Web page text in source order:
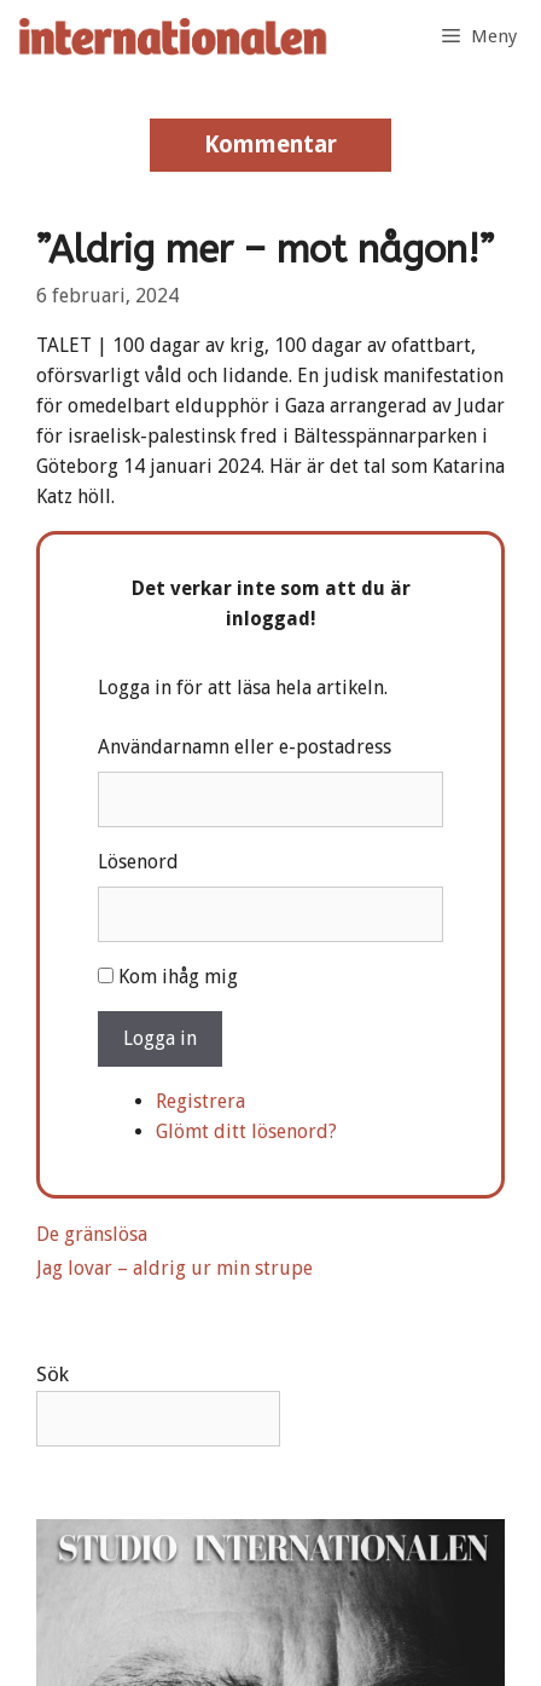
Hoppa
Meny
Kommentar
Kommentar
”Aldrig mer – mot någon!”
6 februari, 2024
TALET | 100 dagar av krig, 100 dagar av ofattbart,
oförsvarligt våld och lidande. En judisk manifestation
för omedelbart eldupphör i Gaza arrangerad av Judar
för israelisk-palestinsk fred i Bältesspännarparken i
Göteborg 14 januari 2024. Här är det tal som Katarina
Katz höll.
Det verkar inte som att du är
inloggad!
Logga in för att läsa hela artikeln.
Användarnamn eller e-postadress
Lösenord
A
l
e
v
e
Kom ihåg mig
Logga in
Registrera
Glömt ditt lösenord?
De gränslösa
Jag lovar – aldrig ur min strupe
Sök